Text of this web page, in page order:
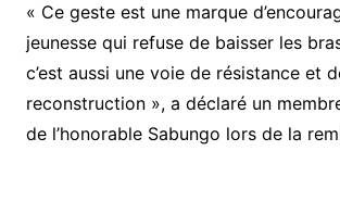
« Ce geste est une marque
jeunesse qui refuse de baisser les
c’est aussi une voie de résistance et
reconstruction », a déclaré un
de l’honorable Sabungo lors de la